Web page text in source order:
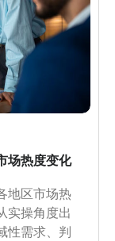
场热度变化
地区市场热
实操角度出
性需求、判